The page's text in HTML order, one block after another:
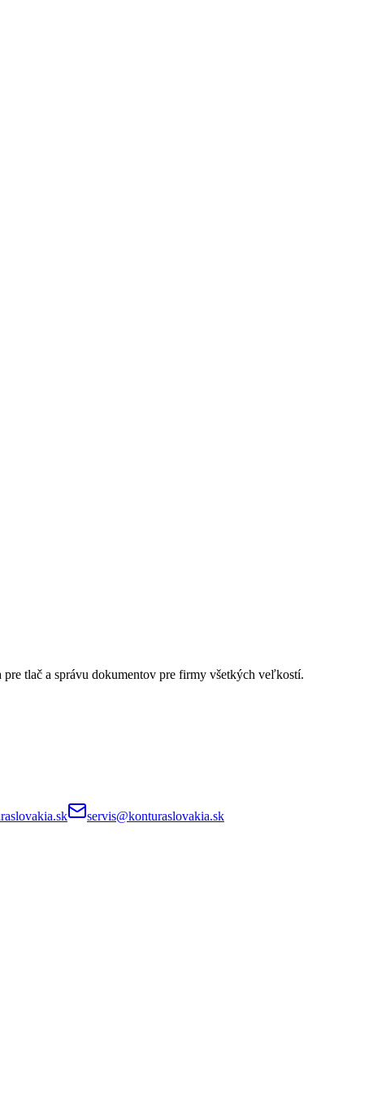
pre tlač a správu dokumentov pre firmy všetkých veľkostí.
servis@konturaslovakia.sk